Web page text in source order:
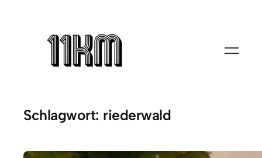
Schlagwort: riederwald